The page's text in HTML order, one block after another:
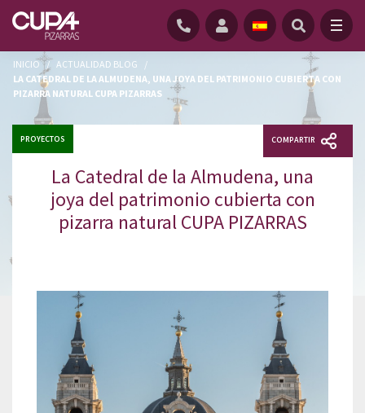
INICIO / ACTUALIDAD BLOG
/
LA CATEDRAL DE LA ALMUDENA, UNA JOYA DEL PATRIMONIO CUBIERTA CON
PIZARRA NATURAL CUPA PIZARRAS
PROYECTOS COMPARTIR
La Catedral de la Almudena, una
joya del patrimonio cubierta con
pizarra natural CUPA PIZARRAS